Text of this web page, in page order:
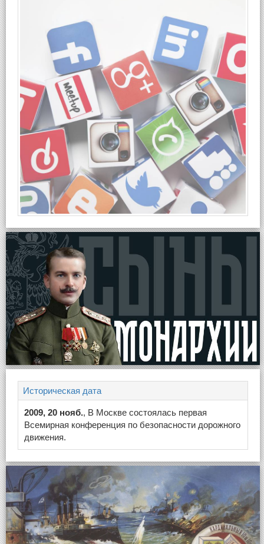
Историческая дата
2009, 20 нояб., В Москве состоялась первая
Всемирная конференция по безопасности дорожного
движения.